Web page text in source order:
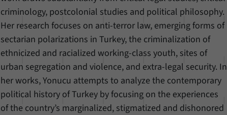
criminology, postcolonial studies and political philosophy.
Her research focuses on anti-terror law, emerging forms of
sectarian polarizations in Turkey, the criminalization of
ethnicized and racialized working-class youth, sites of
urban segregation and violence, and extra-legal security. In
her works, Yonucu attempts to analyze the contemporary
political history of Turkey by focusing on the experiences
of the country’s marginalized, stigmatized and dishonored